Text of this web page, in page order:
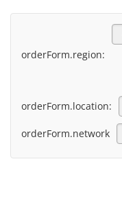
orderForm.region:
orderForm.location:
orderForm.network